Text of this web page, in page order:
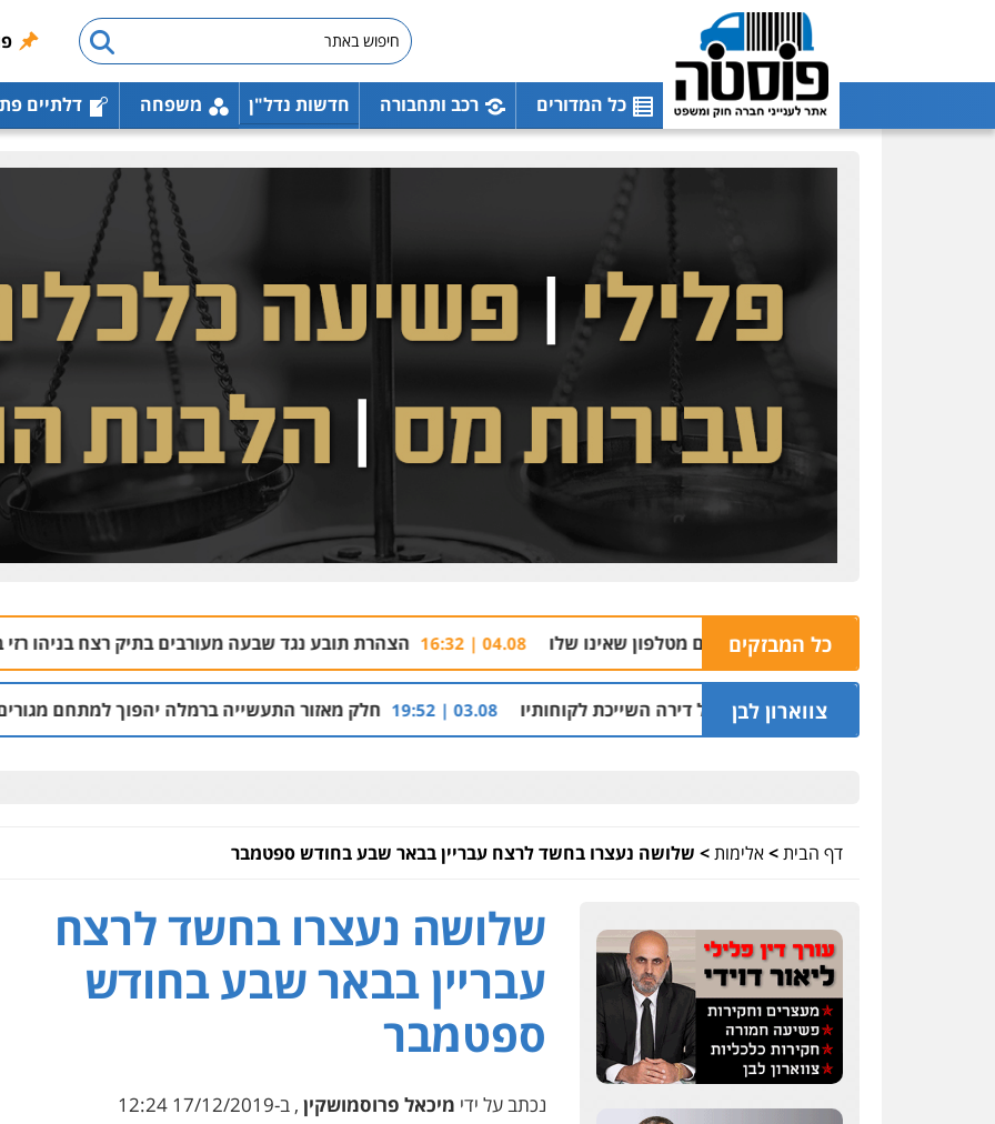
כל המדורים רכב ותחבורה חדשות נדל"ן משפחה דלתיים
כל המבזקים 04.08 | 16:32 הצהרת תובע נגד שבעה מעורבים בתיק רצח בניהו רזי בירושלים | 13:37
צווארון לבן
שני מיליון שקל על דירה השייכת לקוחותיו 03.08 | 19:52 חלק מאזור התעשייה ברמלה יהפוך למתחם מגורים עם 1,700 יחידות דיור
דף הבית>אלימות> שלושה נעצרו בחשד לרצח עבריין בבאר שבע בחודש ספטמבר
שלושה נעצרו בחשד לרצח
עבריין בבאר שבע בחודש
ספטמבר
נכתב על ידי מיכאל פרוסמושקין , ב-17/12/2019 12:24